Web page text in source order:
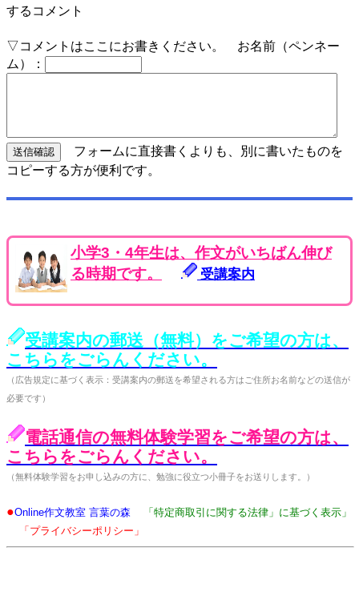
するコメント
▽コメントはここにお書きください。 お名前（ペンネー
ム）：
フォームに直接書くよりも、別に書いたものを
コピーする方が便利です。
小学3・4年生は、作文がいちばん伸び
る時期です。
受講案内
受講案内の郵送（無料）をご希望の方は、
こちらをごらんください。
（広告規定に基づく表示：受講案内の郵送を希望される方はご住所お名前などの送信が
必要です）
電話通信の無料体験学習をご希望の方は、
こちらをごらんください。
（無料体験学習をお申し込みの方に、勉強に役立つ小冊子をお送りします。）
●Online作文教室 言葉の森
「特定商取引に関する法律」に基づく表示」
「プライバシーポリシー」